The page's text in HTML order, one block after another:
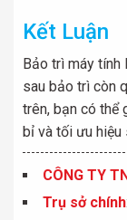
Kết Luận
Bảo trì máy tính
sau bảo trì còn
trên, bạn có thể
bỉ và tối ưu hiệu
CÔNG TY
Trụ sở chính